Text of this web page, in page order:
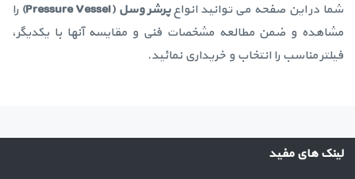
شما در این صفحه می توانید انواعپرشر وسل (Pressure Vessel
) را
مشاهده و ضمن مطالعه مشخصات فنی و مقایسه آنها با یکدیگر،
فیلتر مناسب را انتخاب و خریداری نمائید.
لینک های مفید